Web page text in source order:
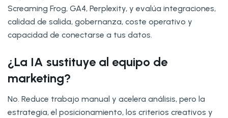
Screaming Frog, GA4, Perplexity, y evalúa integraciones,
calidad de salida, gobernanza, coste operativo y
capacidad de conectarse a tus datos.
¿La IA sustituye al equipo de
marketing?
No. Reduce trabajo manual y acelera análisis, pero la
estrategia, el posicionamiento, los criterios creativos y